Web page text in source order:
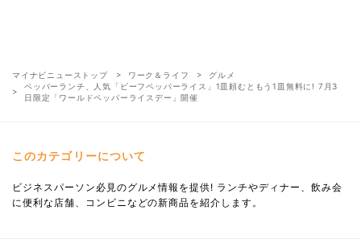
マイナビニューストップ ワーク＆ライフ
グルメ
ペッパーランチ、人気「ビーフペッパーライス」1皿頼むともう1皿無料に! 7月3
日限定「ワールドペッパーライスデー」開催
このカテゴリーについて
ビジネスパーソン必見のグルメ情報を提供! ランチやディナー、飲み会
に便利な店舗、コンビニなどの新商品を紹介します。